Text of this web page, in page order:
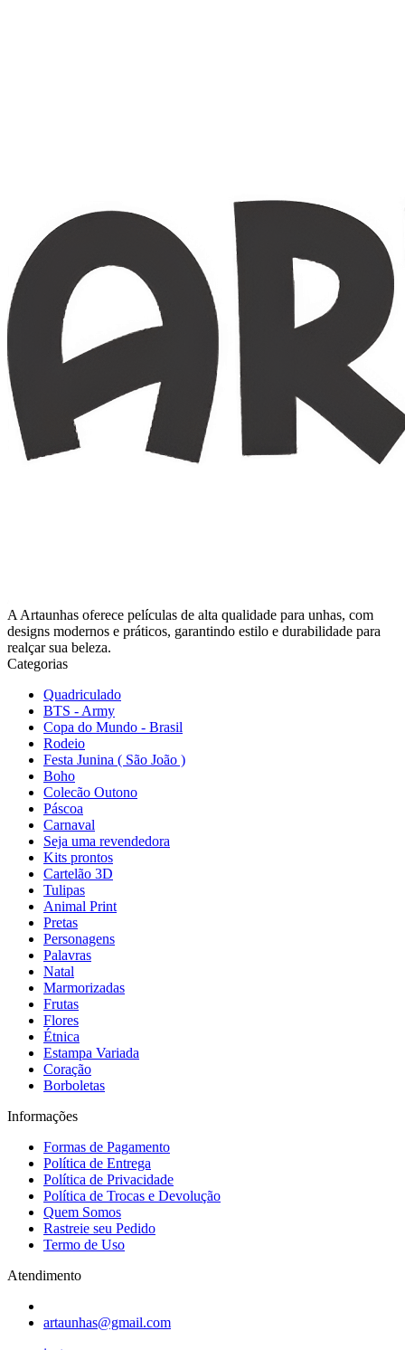
A Artaunhas oferece películas de alta qualidade para unhas, com
designs modernos e práticos, garantindo estilo e durabilidade para
realçar sua beleza.
Categorias
Quadriculado
BTS - Army
Copa do Mundo - Brasil
Rodeio
Festa Junina ( São João )
Boho
Colecão Outono
Páscoa
Carnaval
Seja uma revendedora
Kits prontos
Cartelão 3D
Tulipas
Animal Print
Pretas
Personagens
Palavras
Natal
Marmorizadas
Frutas
Flores
Étnica
Estampa Variada
Coração
Borboletas
Informações
Formas de Pagamento
Política de Entrega
Política de Privacidade
Política de Trocas e Devolução
Quem Somos
Rastreie seu Pedido
Termo de Uso
Atendimento
artaunhas@gmail.com